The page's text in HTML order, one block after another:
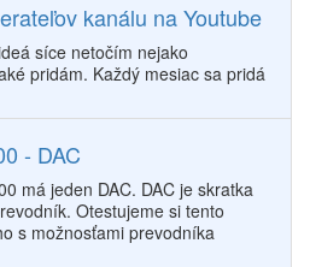
kanálu na Youtube
síce netočím nejako
pridám. Každý mesiac sa pridá
- DAC
má jeden DAC. DAC je skratka
Otestujeme si tento
s možnosťami prevodníka